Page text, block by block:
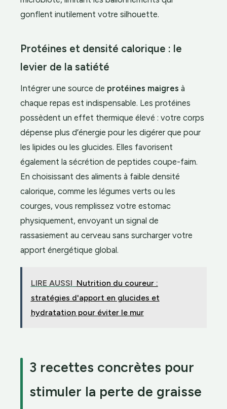
gonflent inutilement votre silhouette.
Protéines et densité calorique : le
levier de la satiété
Intégrer une source de protéines maigres à
chaque repas est indispensable. Les protéines
possèdent un effet thermique élevé : votre corps
dépense plus d’énergie pour les digérer que pour
les lipides ou les glucides. Elles favorisent
également la sécrétion de peptides coupe-faim.
En choisissant des aliments à faible densité
calorique, comme les légumes verts ou les
courges, vous remplissez votre estomac
physiquement, envoyant un signal de
rassasiement au cerveau sans surcharger votre
apport énergétique global.
LIRE AUSSI Nutrition du coureur :
stratégies d'apport en glucides et
hydratation pour éviter le mur
3 recettes concrètes pour
stimuler la perte de graisse